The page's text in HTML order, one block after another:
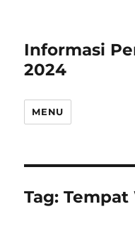
Informasi
2024
MENU
Tag:Tempat